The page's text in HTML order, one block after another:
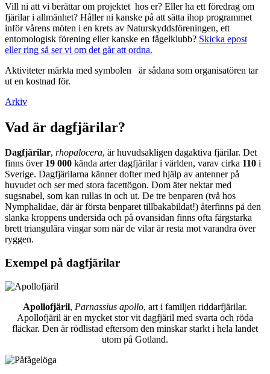
Vill ni att vi berättar om projektet hos er? Eller ha ett föredrag om
fjärilar i allmänhet? Håller ni kanske på att sätta ihop programmet
inför vårens möten i en krets av Naturskyddsföreningen, ett
entomologisk förening eller kanske en fågelklubb? Skicka epost
eller ring så ser vi om det går att ordna.
Aktiviteter märkta med symbolen
är sådana som organisatören tar
ut en kostnad för.
Arkiv
Vad är dagfjärilar?
Dagfjärilar, rhopalocera, är huvudsakligen dagaktiva fjärilar. Det
finns över 19 000 kända arter dagfjärilar i världen, varav cirka 110 i
Sverige. Dagfjärilarna känner dofter med hjälp av antenner på
huvudet och ser med stora facettögon. Dom äter nektar med
sugsnabel, som kan rullas in och ut. De tre benparen (två hos
Nymphalidae, där är första benparet tillbakabildat!) återfinns på den
slanka kroppens undersida och på ovansidan finns ofta färgstarka
brett triangulära vingar som när de vilar är resta mot varandra över
ryggen.
Exempel på dagfjärilar
Apollofjäril, Parnassius apollo, art i familjen riddarfjärilar.
Apollofjäril är en mycket stor vit dagfjäril med svarta och röda
fläckar. Den är rödlistad eftersom den minskar starkt i hela landet
utom på Gotland.